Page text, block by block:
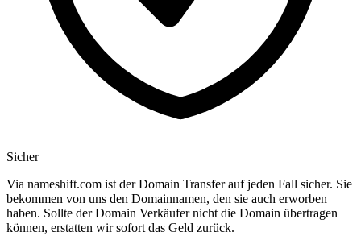
Sicher
Via nameshift.com ist der Domain Transfer auf jeden Fall sicher. Sie
bekommen von uns den Domainnamen, den sie auch erworben
haben. Sollte der Domain Verkäufer nicht die Domain übertragen
können, erstatten wir sofort das Geld zurück.